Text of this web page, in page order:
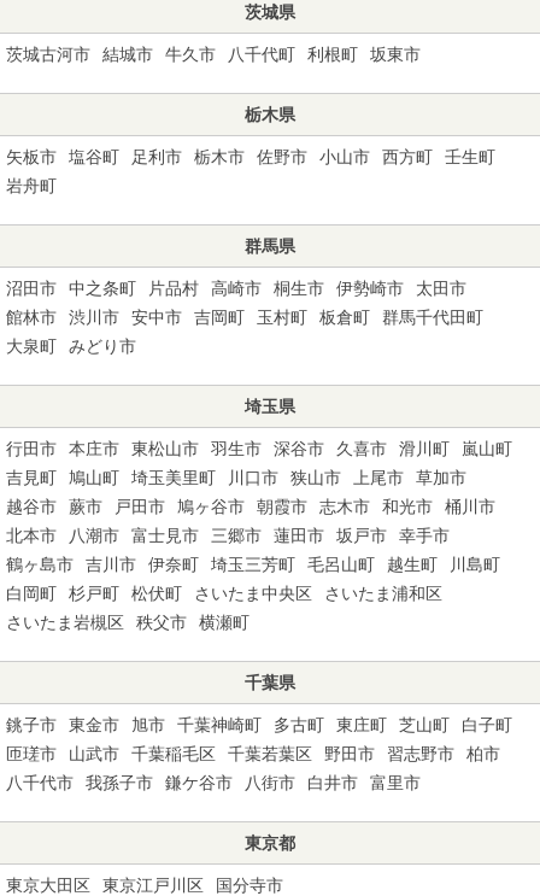
茨城県
茨城古河市 結城市 牛久市 八千代町 利根町 坂東市
栃木県
矢板市 塩谷町 足利市 栃木市 佐野市 小山市 西方町
壬生町
岩舟町
群馬県
沼田市 中之条町 片品村 高崎市 桐生市 伊勢崎市
太田市
館林市
渋川市 安中市 吉岡町 玉村町 板倉町
群馬千代田町
大泉町
みどり市
埼玉県
行田市 本庄市 東松山市 羽生市 深谷市 久喜市 滑川町
嵐山町
吉見町
鳩山町 埼玉美里町 川口市 狭山市 上尾市
草加市
越谷市
蕨市 戸田市 鳩ヶ谷市 朝霞市 志木市 和光市
桶川市
北本市
八潮市 富士見市 三郷市 蓮田市 坂戸市
幸手市
鶴ヶ島市
吉川市 伊奈町 埼玉三芳町 毛呂山町 越生町
川島町
白岡町
杉戸町 松伏町 さいたま中央区
さいたま浦和区
さいたま岩槻区
秩父市 横瀬町
千葉県
銚子市 東金市 旭市 千葉神崎町 多古町 東庄町 芝山町
白子町
匝瑳市
山武市 千葉稲毛区 千葉若葉区 野田市 習志野市
柏市
八千代市
我孫子市 鎌ケ谷市 八街市 白井市 富里市
東京都
東京大田区 東京江戸川区 国分寺市